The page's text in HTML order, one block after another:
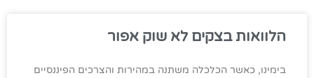
הלוואות בצקים לא שוק אפור
בימינו, כאשר הכלכלה משתנה במהירות והצרכים הפיננסיים